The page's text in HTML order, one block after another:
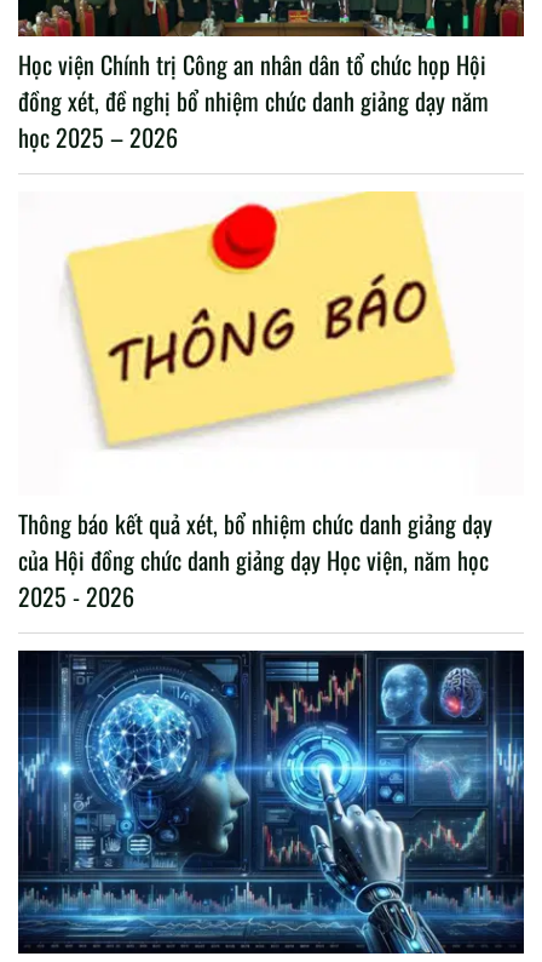
Học viện Chính trị Công an nhân dân tổ chức họp Hội
đồng xét, đề nghị bổ nhiệm chức danh giảng dạy năm
học 2025 – 2026
Thông báo kết quả xét, bổ nhiệm chức danh giảng dạy
của Hội đồng chức danh giảng dạy Học viện, năm học
2025 - 2026